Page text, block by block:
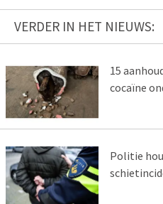
VERDER IN HET NIEUWS:
15
cocaïne
Politie